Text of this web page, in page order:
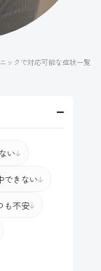
ックで対応可能な症状一覧
い
できない
も不安
アクセス